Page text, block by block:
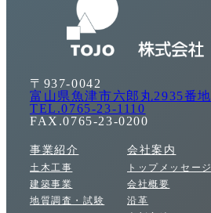
〒937-0042
富山県魚津市六郎丸2935番地
TEL.0765-23-1110
FAX.0765-23-0200
事業紹介
土木工事
建築事業
地質調査・試験
会社案内
トップメッセージ
会社概要
沿革